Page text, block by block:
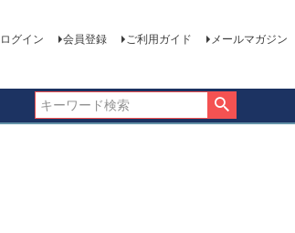
ログイン 会員登録 ご利用ガイド メールマガジン